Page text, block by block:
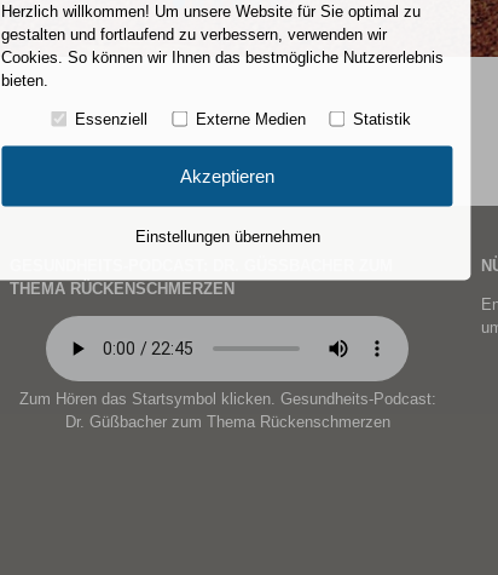
HEMA RÜCKENSCHMERZEN
Zum Hören das Startsymbol klicken. Gesundheits-Podcast:
Dr. Güßbacher zum Thema Rückenschmerzen
Herzlich willkommen! Um unsere Website für Sie optimal zu
gestalten und fortlaufend zu verbessern, verwenden wir
Cookies. So können wir Ihnen das bestmögliche Nutzererlebnis
bieten.
Essenziell Externe Medien Statistik
Akzeptieren
Einstellungen übernehmen